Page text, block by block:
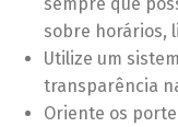
sobre horários,
Utilize um
transparência
Oriente os